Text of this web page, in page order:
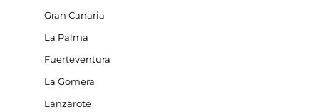
Gran Canaria
La Palma
Fuerteventura
La Gomera
Lanzarote